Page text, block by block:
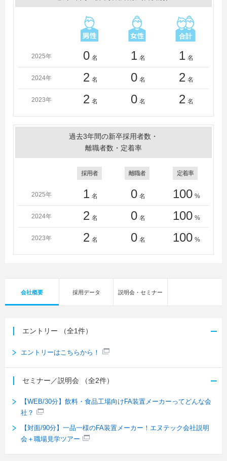
2025年 0 名 1 名 1 名
2024年 2 名 0 名 2 名
2023年 2 名 0 名 2 名
過去3年間の新卒採用者数・
離職者数・定着率
採用者 離職者 定着率
2025年 1 名 0 名 100 %
2024年 2 名 0 名 100 %
2023年 2 名 0 名 100 %
会社概要 採用データ 説明会・セミナー
エントリー （全1件）
エントリーはこちらから！
セミナー／説明会 （全2件）
【WEB/30分】飲料・食品工場向けFA装置メーカーってどんな会
社？
【対面/90分】一品一様のFA装置メーカー！エヌテック会社説明
会＋職場見学ツアー